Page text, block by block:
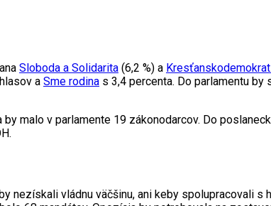
Sloboda a Solidarita (6,2 %) a
a Sme rodina s 3,4 percenta. Do parlamentu by
malo v parlamente 19 zákonodarcov. Do
vládnu väčšinu, ani keby spolupracovali s